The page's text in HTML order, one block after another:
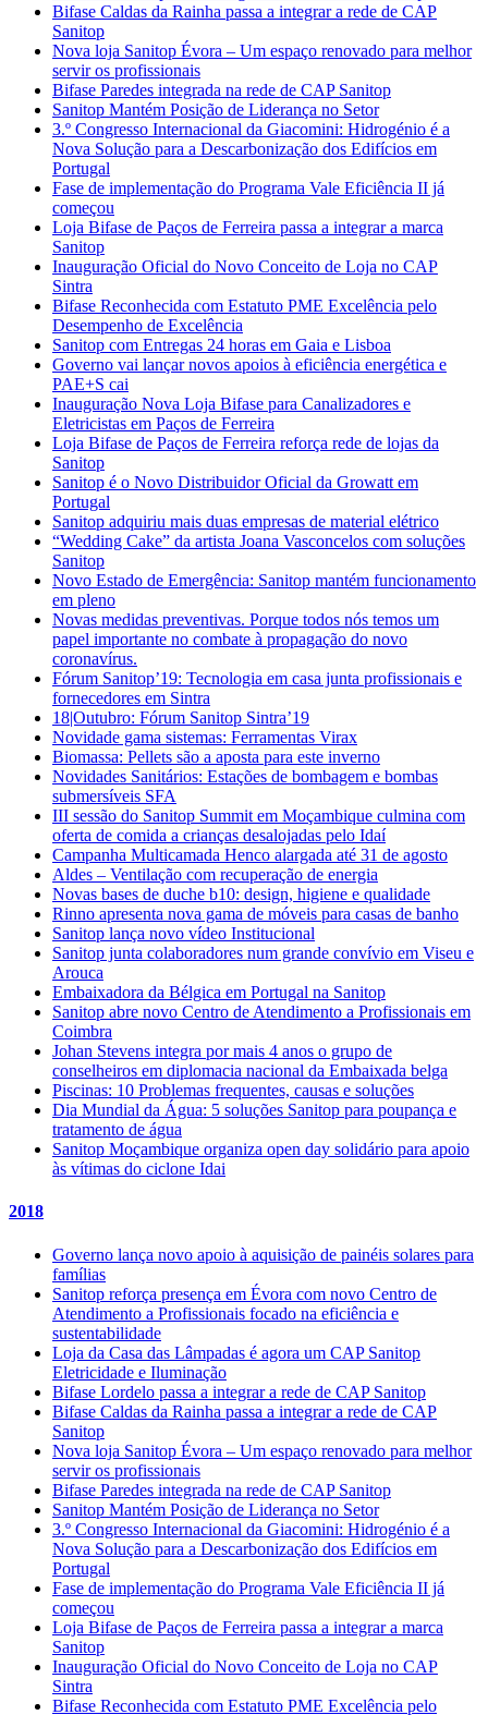
Bifase Caldas da Rainha passa a integrar a rede de CAP
Sanitop
Nova loja Sanitop Évora – Um espaço renovado para melhor
servir os profissionais
Bifase Paredes integrada na rede de CAP Sanitop
Sanitop Mantém Posição de Liderança no Setor
3.º Congresso Internacional da Giacomini: Hidrogénio é a
Nova Solução para a Descarbonização dos Edifícios em
Portugal
Fase de implementação do Programa Vale Eficiência II já
começou
Loja Bifase de Paços de Ferreira passa a integrar a marca
Sanitop
Inauguração Oficial do Novo Conceito de Loja no CAP
Sintra
Bifase Reconhecida com Estatuto PME Excelência pelo
Desempenho de Excelência
Sanitop com Entregas 24 horas em Gaia e Lisboa
Governo vai lançar novos apoios à eficiência energética e
PAE+S cai
Inauguração Nova Loja Bifase para Canalizadores e
Eletricistas em Paços de Ferreira
Loja Bifase de Paços de Ferreira reforça rede de lojas da
Sanitop
Sanitop é o Novo Distribuidor Oficial da Growatt em
Portugal
Sanitop adquiriu mais duas empresas de material elétrico
“Wedding Cake” da artista Joana Vasconcelos com soluções
Sanitop
Novo Estado de Emergência: Sanitop mantém funcionamento
em pleno
Novas medidas preventivas. Porque todos nós temos um
papel importante no combate à propagação do novo
coronavírus.
Fórum Sanitop’19: Tecnologia em casa junta profissionais e
fornecedores em Sintra
18|Outubro: Fórum Sanitop Sintra’19
Novidade gama sistemas: Ferramentas Virax
Biomassa: Pellets são a aposta para este inverno
Novidades Sanitários: Estações de bombagem e bombas
submersíveis SFA
III sessão do Sanitop Summit em Moçambique culmina com
oferta de comida a crianças desalojadas pelo Idaí
Campanha Multicamada Henco alargada até 31 de agosto
Aldes – Ventilação com recuperação de energia
Novas bases de duche b10: design, higiene e qualidade
Rinno apresenta nova gama de móveis para casas de banho
Sanitop lança novo vídeo Institucional
Sanitop junta colaboradores num grande convívio em Viseu e
Arouca
Embaixadora da Bélgica em Portugal na Sanitop
Sanitop abre novo Centro de Atendimento a Profissionais em
Coimbra
Johan Stevens integra por mais 4 anos o grupo de
conselheiros em diplomacia nacional da Embaixada belga
Piscinas: 10 Problemas frequentes, causas e soluções
Dia Mundial da Água: 5 soluções Sanitop para poupança e
tratamento de água
Sanitop Moçambique organiza open day solidário para apoio
às vítimas do ciclone Idai
2018
Governo lança novo apoio à aquisição de painéis solares para
famílias
Sanitop reforça presença em Évora com novo Centro de
Atendimento a Profissionais focado na eficiência e
sustentabilidade
Loja da Casa das Lâmpadas é agora um CAP Sanitop
Eletricidade e Iluminação
Bifase Lordelo passa a integrar a rede de CAP Sanitop
Bifase Caldas da Rainha passa a integrar a rede de CAP
Sanitop
Nova loja Sanitop Évora – Um espaço renovado para melhor
servir os profissionais
Bifase Paredes integrada na rede de CAP Sanitop
Sanitop Mantém Posição de Liderança no Setor
3.º Congresso Internacional da Giacomini: Hidrogénio é a
Nova Solução para a Descarbonização dos Edifícios em
Portugal
Fase de implementação do Programa Vale Eficiência II já
começou
Loja Bifase de Paços de Ferreira passa a integrar a marca
Sanitop
Inauguração Oficial do Novo Conceito de Loja no CAP
Sintra
Bifase Reconhecida com Estatuto PME Excelência pelo